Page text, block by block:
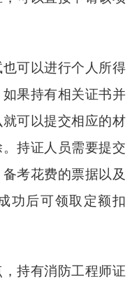
可以进行个人所得
果持有相关证书并
可以提交相应的材
持证人员需要提交
考花费的票据以及
功后可领取定额扣
持有消防工程师证